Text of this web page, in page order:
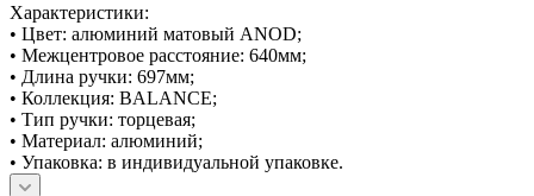
Характеристики:
• Цвет: алюминий матовый ANOD;
• Межцентровое расстояние: 640мм;
• Длина ручки: 697мм;
• Коллекция: BALANCE;
• Тип ручки: торцевая;
• Материал: алюминий;
• Упаковка: в индивидуальной упаковке.